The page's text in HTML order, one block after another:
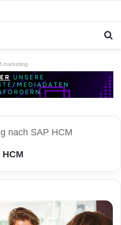
nach SAP HCM